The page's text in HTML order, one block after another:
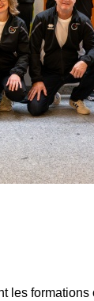
les